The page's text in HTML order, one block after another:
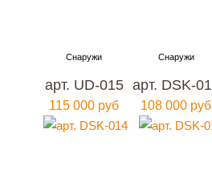
арт. UD-015
115 000 руб
арт. DSK-
108 000 руб